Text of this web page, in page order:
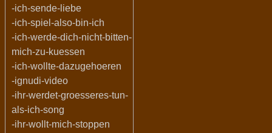
-ich-sende-liebe
-ich-spiel-also-bin-ich
-ich-werde-dich-nicht-bitten-
mich-zu-kuessen
-ich-wollte-dazugehoeren
-ignudi-video
-ihr-werdet-groesseres-tun-
als-ich-song
-ihr-wollt-mich-stoppen